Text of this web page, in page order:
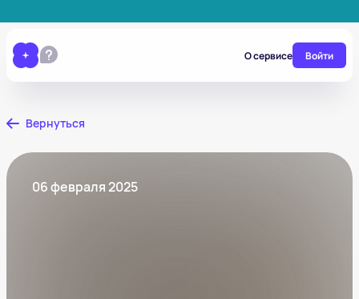
О сервисе Войти
Вернуться
06 февраля 2025